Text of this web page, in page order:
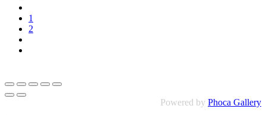
1
2
Powered by Phoca Gallery